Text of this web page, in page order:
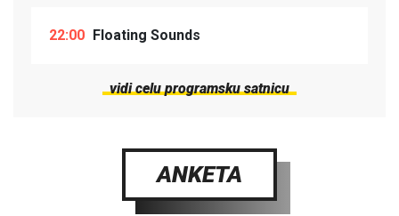
22:00 Floating Sounds
vidi celu programsku satnicu
ANKETA